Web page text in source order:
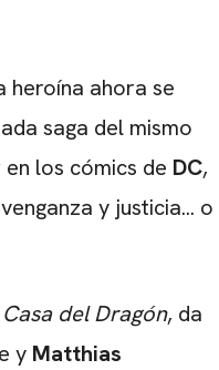
heroína ahora se
saga del mismo
en los cómics de DC,
y justicia... o
del Dragón, da
y Matthias